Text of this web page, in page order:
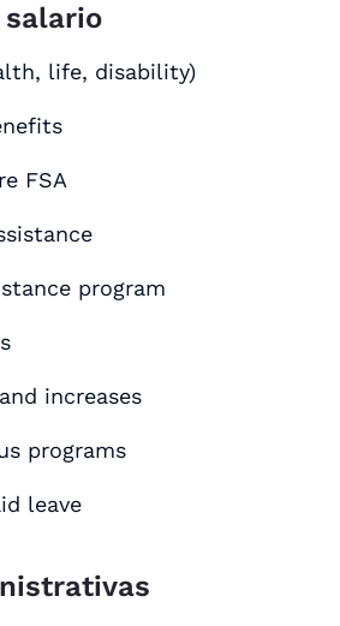
salario
life, disability)
FSA
program
increases
programs
leave